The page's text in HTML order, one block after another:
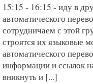
15:15 - 16:15 - иду в
автоматического
сотрудничаем с этой
строятся их языковые
автоматического
информации и ссылок
вникнуть и [...]